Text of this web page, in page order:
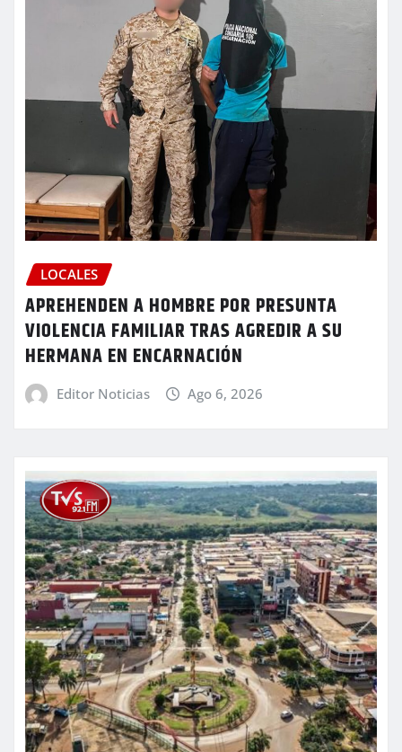
LOCALES
APREHENDEN A HOMBRE POR PRESUNTA
VIOLENCIA FAMILIAR TRAS AGREDIR A SU
HERMANA EN ENCARNACIÓN
Editor Noticias Ago 6, 2026